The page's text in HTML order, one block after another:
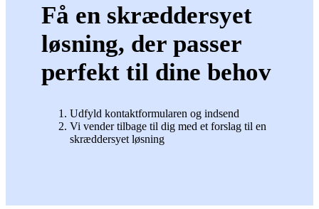
Få en skræddersyet
løsning, der passer
perfekt til dine behov
Udfyld kontaktformularen og indsend
Vi vender tilbage til dig med et forslag til en
skræddersyet løsning